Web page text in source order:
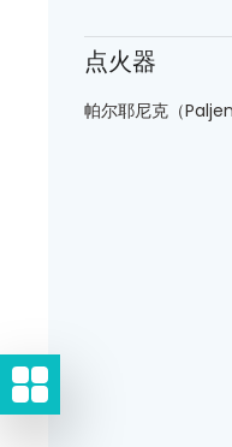
点火器
帕尔耶尼克（